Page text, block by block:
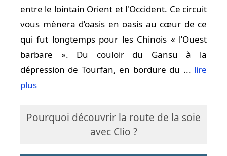
entre le lointain Orient et l'Occident. Ce circuit
vous mènera d’oasis en oasis au cœur de ce
qui fut longtemps pour les Chinois « l’Ouest
barbare ». Du couloir du Gansu à la
dépression de Tourfan, en bordure du ... lire
plus
Pourquoi découvrir la route de la soie
avec Clio ?